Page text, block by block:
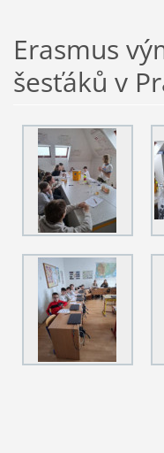
Erasmus
šesťáků v